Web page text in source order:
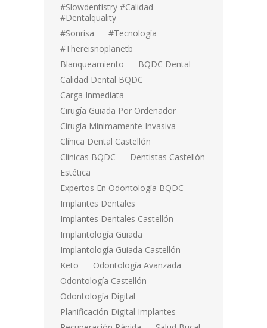
#Slowdentistry #calidad
#dentalquality
#sonrisa
#tecnología
#thereisnoplanetb
Blanqueamiento
BQDC Dental
Calidad Dental BQDC
Carga Inmediata
Cirugía Guiada Por Ordenador
Cirugía Mínimamente Invasiva
Clínica Dental Castellón
Clínicas BQDC
Dentistas Castellón
Estética
Expertos En Odontología BQDC
Implantes Dentales
Implantes Dentales Castellón
Implantología Guiada
Implantología Guiada Castellón
Keto
Odontología Avanzada
Odontología Castellón
Odontología Digital
Planificación Digital Implantes